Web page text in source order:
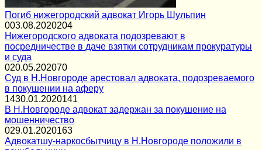
Погиб нижегородский адвокат Игорь Шульпин
003.08.2020204
Нижегородского адвоката подозревают в
посредничестве в даче взятки сотрудникам прокуратуры
и суда
020.05.202070
Суд в Н.Новгороде арестовал адвоката, подозреваемого
в покушении на аферу
1430.01.2020141
В Н.Новгороде адвокат задержан за покушение на
мошенничество
029.01.2020163
Адвокатшу-наркосбытчицу в Н.Новгороде положили в